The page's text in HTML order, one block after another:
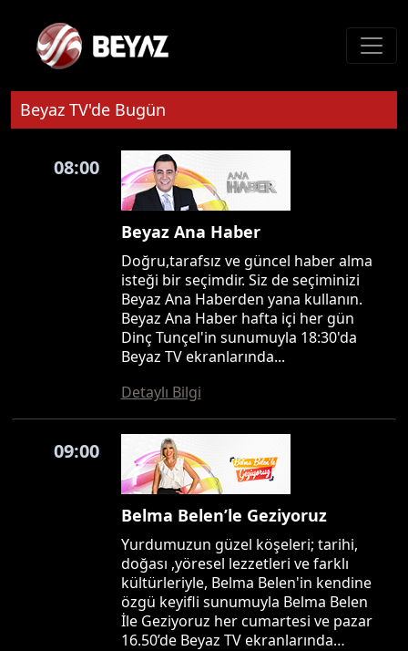
Beyaz TV'de Bugün
08:00
Beyaz Ana Haber
Doğru,tarafsız ve güncel haber alma
isteği bir seçimdir. Siz de seçiminizi
Beyaz Ana Haberden yana kullanın.
Beyaz Ana Haber hafta içi her gün
Dinç Tunçel'in sunumuyla 18:30'da
Beyaz TV ekranlarında...
Detaylı Bilgi
09:00
Belma Belen’le Geziyoruz
Yurdumuzun güzel köşeleri; tarihi,
doğası ,yöresel lezzetleri ve farklı
kültürleriyle, Belma Belen'in kendine
özgü keyifli sunumuyla Belma Belen
İle Geziyoruz her cumartesi ve pazar
16.50’de Beyaz TV ekranlarında…